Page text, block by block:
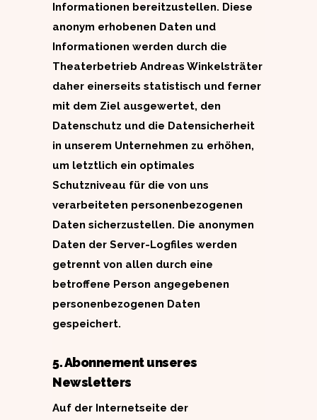
Informationen bereitzustellen. Diese
anonym erhobenen Daten und
Informationen werden durch die
Theaterbetrieb Andreas Winkelsträter
daher einerseits statistisch und ferner
mit dem Ziel ausgewertet, den
Datenschutz und die Datensicherheit
in unserem Unternehmen zu erhöhen,
um letztlich ein optimales
Schutzniveau für die von uns
verarbeiteten personenbezogenen
Daten sicherzustellen. Die anonymen
Daten der Server-Logfiles werden
getrennt von allen durch eine
betroffene Person angegebenen
personenbezogenen Daten
gespeichert.
5. Abonnement unseres
Newsletters
Auf der Internetseite der